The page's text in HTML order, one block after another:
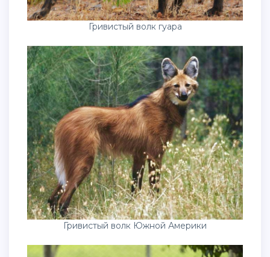
Гривистый волк гуара
Гривистый волк Южной Америки